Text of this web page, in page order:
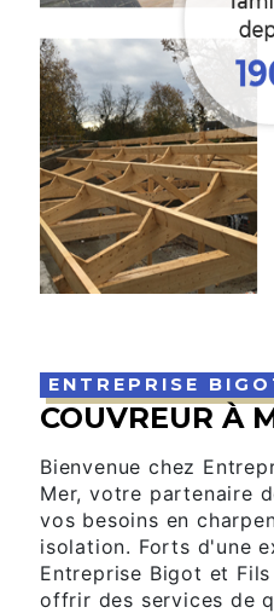
ENTREPRISE
COUVREUR À
Bienvenue chez
Mer, votre partenaire
vos besoins en
isolation. Forts d'une
Entreprise Bigot et
offrir des services de